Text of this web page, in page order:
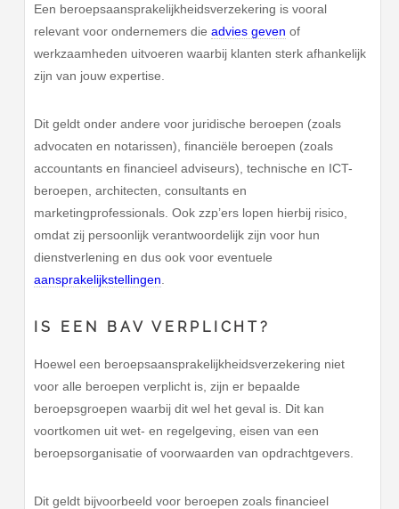
Een beroepsaansprakelijkheidsverzekering is vooral
relevant voor ondernemers dieadvies geven of
werkzaamheden uitvoeren waarbij klanten sterk afhankelijk
zijn van jouw expertise.
Dit geldt onder andere voor juridische beroepen (zoals
advocaten en notarissen), financiële beroepen (zoals
accountants en financieel adviseurs), technische en ICT-
beroepen, architecten, consultants en
marketingprofessionals. Ook zzp’ers lopen hierbij risico,
omdat zij persoonlijk verantwoordelijk zijn voor hun
dienstverlening en dus ook voor eventuele
aansprakelijkstellingen
IS EEN BAV VERPLICHT?
Hoewel een beroepsaansprakelijkheidsverzekering niet
voor alle beroepen verplicht is, zijn er bepaalde
beroepsgroepen waarbij dit wel het geval is. Dit kan
voortkomen uit wet- en regelgeving, eisen van een
beroepsorganisatie of voorwaarden van opdrachtgevers.
Dit geldt bijvoorbeeld voor beroepen zoals financieel